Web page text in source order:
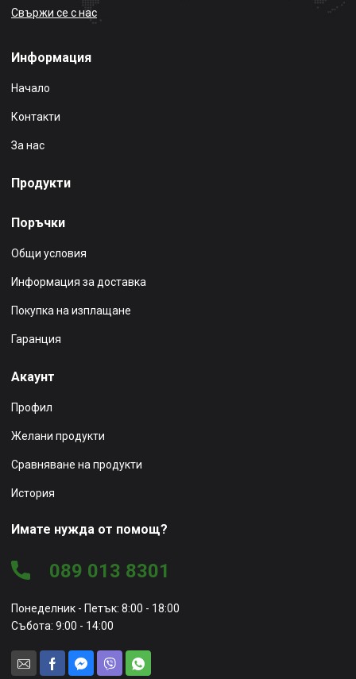
Свържи се с нас
Информация
Начало
Контакти
За нас
Продукти
Поръчки
Общи условия
Информация за доставка
Покупка на изплащане
Гаранция
Акаунт
Профил
Желани продукти
Сравняване на продукти
История
Имате нужда от помощ?
089 013 8301
Понеделник - Петък: 8:00 - 18:00
Събота: 9:00 - 14:00